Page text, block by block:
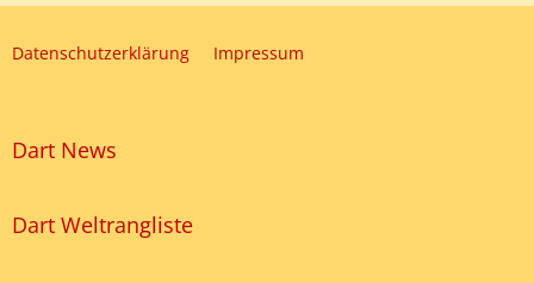
Datenschutzerklärung Impressum
Dart News
Dart Weltrangliste